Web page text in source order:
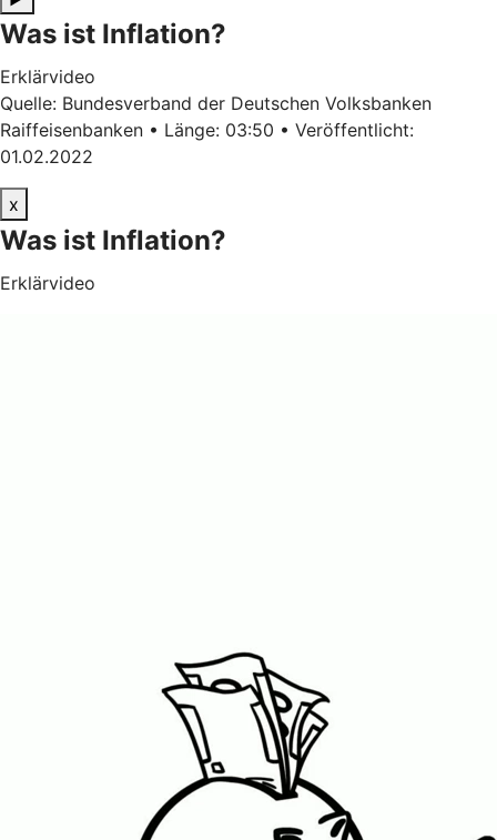
Was ist Inflation?
Erklärvideo
Quelle: Bundesverband der Deutschen Volksbanken
Raiffeisenbanken • Länge: 03:50 • Veröffentlicht:
01.02.2022
x
Was ist Inflation?
Erklärvideo